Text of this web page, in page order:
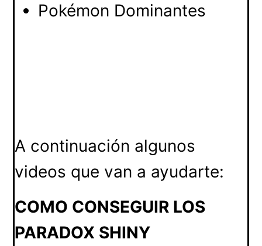
Pokémon Dominantes
A continuación algunos
videos que van a ayudarte:
COMO CONSEGUIR LOS
PARADOX SHINY